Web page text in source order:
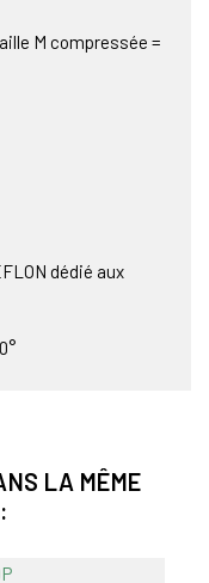
M compressée =
dédié aux
LA MÊME